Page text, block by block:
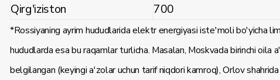
Qirg'iziston
700
*Rossiyaning ayrim hududlarida elektr energiyasi iste'moli bo'yicha
hududlarda esa bu raqamlar turlicha. Masalan, Moskvada birinchi
belgilangan (keyingi a'zolar uchun tarif niqdori kamroq), Orlov